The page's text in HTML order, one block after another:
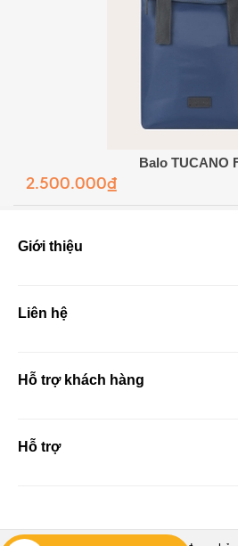
Balo TUCANO
2.500.000₫
Giới thiệu
Liên hệ
Hỗ trợ khách hàng
Hỗ trợ